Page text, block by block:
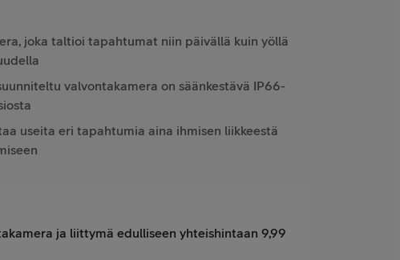
joka taltioi tapahtumat niin päivällä kuin yöllä
valvontakamera on säänkestävä IP66-
useita eri tapahtumia aina ihmisen liikkeestä
ja liittymä edulliseen yhteishintaan 9,99